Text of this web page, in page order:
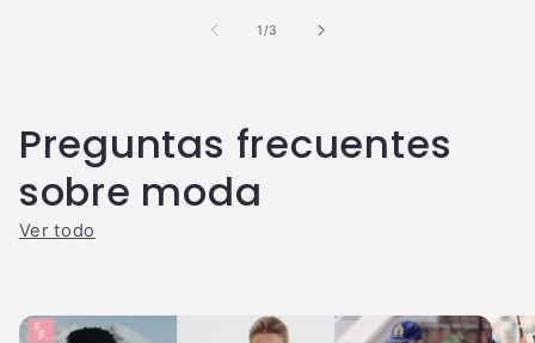
1 /de
3
Preguntas frecuentes
sobre moda
Ver todo